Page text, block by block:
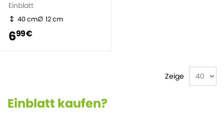
Einblatt
40 cm 12 cm
699 €
Zeige
Einblatt kaufen?